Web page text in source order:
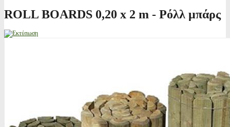
ROLL BOARDS 0,20 x 2 m - Ρόλλ μπάρς